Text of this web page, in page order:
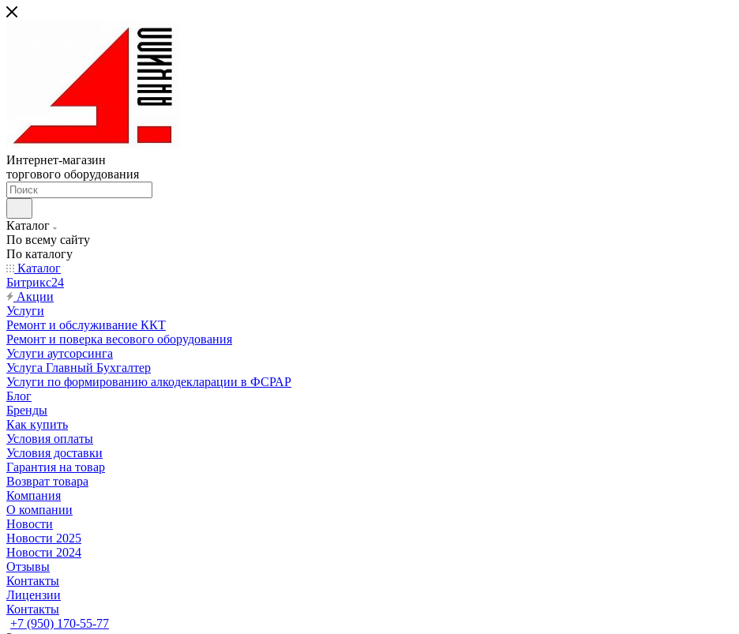
Интернет-магазин
торгового оборудования
Каталог
По всему сайту
По каталогу
Каталог
Битрикс24
Акции
Услуги
Ремонт и обслуживание ККТ
Ремонт и поверка весового оборудования
Услуги аутсорсинга
Услуга Главный Бухгалтер
Услуги по формированию алкодекларации в ФСРАР
Блог
Бренды
Как купить
Условия оплаты
Условия доставки
Гарантия на товар
Возврат товара
Компания
О компании
Новости
Новости 2025
Новости 2024
Отзывы
Контакты
Лицензии
Контакты
+7 (950) 170-55-77